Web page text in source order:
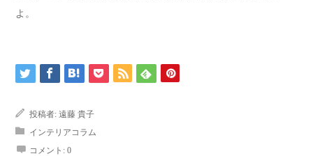
よ。
投稿者: 遠藤 貴子
インテリアコラム
コメント: 0